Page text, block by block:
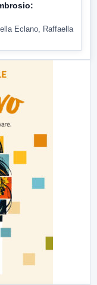
Eclano, Raffaella